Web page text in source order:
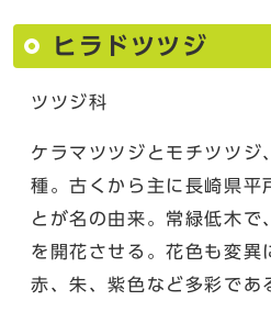
ヒラドツツジ
ツツジ科
ケラマツツジとモチツツジ
種。古くから主に長崎県平
とが名の由来。常緑低木
を開花させる。花色も変異
赤、朱、紫色など多彩であ